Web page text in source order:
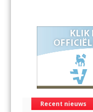
Recent nieuws